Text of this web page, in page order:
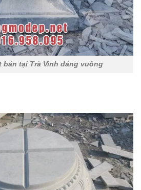
bán tại Trà Vinh dáng vuông